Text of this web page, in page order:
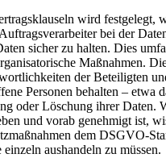
wird festgelegt,
bei der
sicher zu halten. Dies
Maßnahmen.
der Beteiligten
Personen behalten – etwa
oder Löschung ihrer Daten.
und vorab genehmigt ist,
dem DSGVO-
einzeln aushandeln zu müssen.